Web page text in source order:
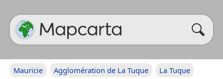
Mauricie Agglomération de La Tuque La Tuque